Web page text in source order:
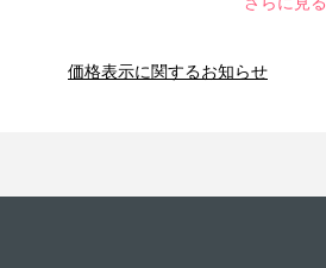
夫との関係
新津春子 どか食い
価格表示に関するお知らせ